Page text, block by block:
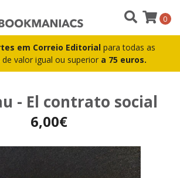
em Correio Editorial para todas as
valor igual ou superior a 75 euros.
0
- El contrato social
6,00€